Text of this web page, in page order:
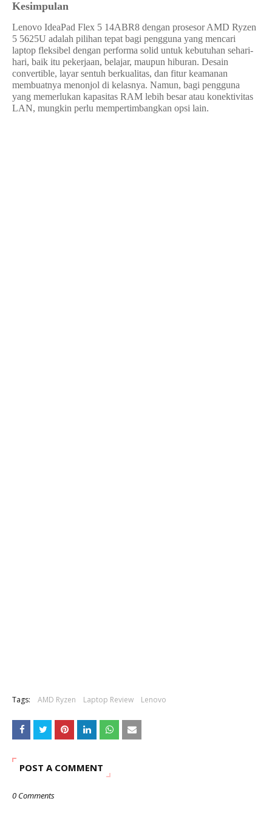
Kesimpulan
Lenovo IdeaPad Flex 5 14ABR8 dengan prosesor AMD Ryzen
5 5625U adalah pilihan tepat bagi pengguna yang mencari
laptop fleksibel dengan performa solid untuk kebutuhan sehari-
hari, baik itu pekerjaan, belajar, maupun hiburan. Desain
convertible, layar sentuh berkualitas, dan fitur keamanan
membuatnya menonjol di kelasnya. Namun, bagi pengguna
yang memerlukan kapasitas RAM lebih besar atau konektivitas
LAN, mungkin perlu mempertimbangkan opsi lain.
Tags: AMD Ryzen Laptop Review Lenovo
POST A COMMENT
0 Comments